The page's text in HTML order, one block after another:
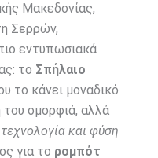
Μακεδονίας,
Σερρών,
εντυπωσιακά
το Σπήλαιο
το κάνει μοναδικό
του ομορφιά, αλλά
τεχνολογία και φύση
για το ρομπότ